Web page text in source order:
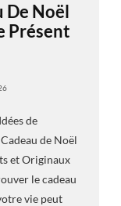
De Noël
Présent
de
de Noël
et Originaux
le cadeau
vie peut